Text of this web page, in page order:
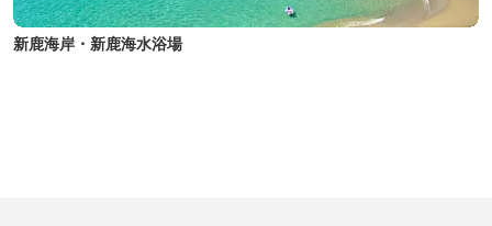
新鹿海岸・新鹿海水浴場